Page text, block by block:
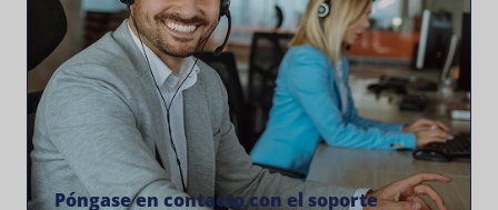
Póngase en contacto con el soporte